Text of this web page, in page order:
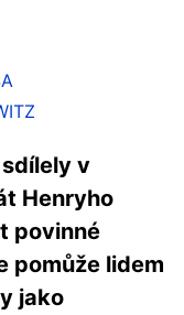
v
Henryho
povinné
pomůže lidem
jako